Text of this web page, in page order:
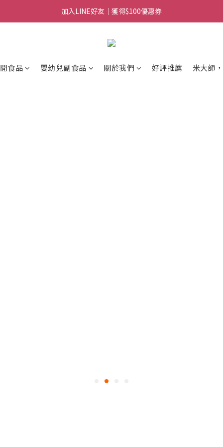
日常備糧專區｜常溫香米白粥
加入LINE好友｜獲得$100優惠券
食品 嬰幼兒副食品 關於我們 好評推薦 米大師